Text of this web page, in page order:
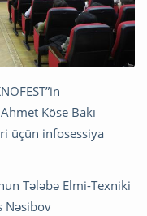
Köse Bakı
üçün infosessiya
Tələbə Elmi-Texniki
Nəsibov